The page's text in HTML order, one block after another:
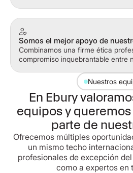
Somos el mejor apoyo de
Combinamos una firme ética
compromiso inquebrantable entre
Nuestros
En Ebury
equipos y
parte de
Ofrecemos múltiples
un mismo techo
profesionales de excepción
como a expertos en